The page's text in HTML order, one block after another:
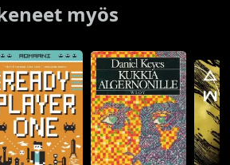
myös